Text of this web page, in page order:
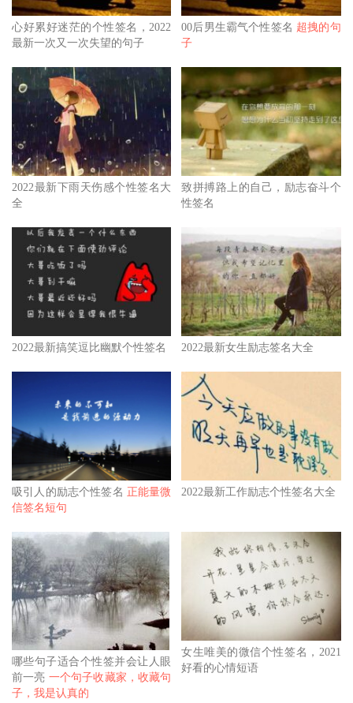
心好累好迷茫的个性签名，2022
最新一次又一次失望的句子
00后男生霸气个性签名 超拽的句
子
2022最新下雨天伤感个性签名大
全
致拼搏路上的自己，励志奋斗个
性签名
2022最新搞笑逗比幽默个性签名 2022最新女生励志签名大全
吸引人的励志个性签名 正能量微
信签名短句
2022最新工作励志个性签名大全
哪些句子适合个性签并会让人眼
前一亮 一个句子收藏家，收藏句
子，我是认真的
女生唯美的微信个性签名，2021
好看的心情短语